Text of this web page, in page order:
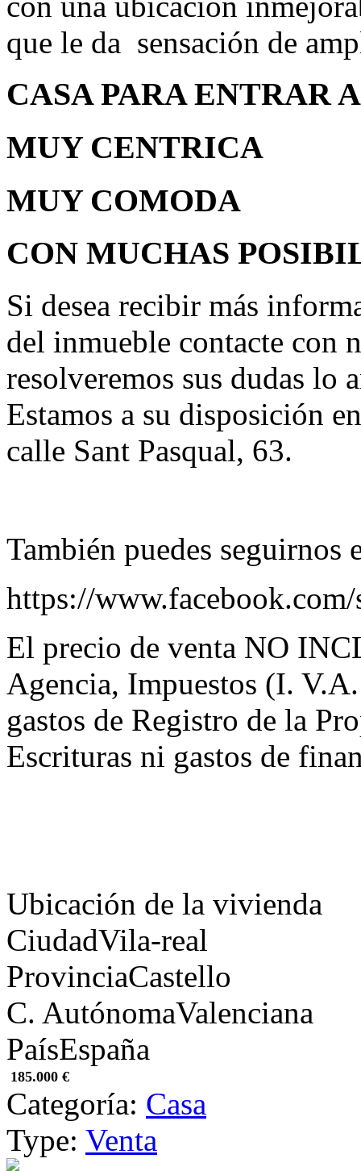
que le da sensación de
CASA PARA ENTRAR
MUY CENTRICA
MUY COMODA
CON MUCHAS
Si desea recibir más
del inmueble contacte con
resolveremos sus dudas lo
Estamos a su disposición
calle Sant Pasqual, 63.
También puedes seguirnos
https://
El precio de venta NO
Agencia, Impuestos (I.
gastos de Registro de la
Escrituras ni gastos de
Ubicación de la vivienda
CiudadVila-real
ProvinciaCastello
C. AutónomaValenciana
PaísEspaña
185.000 €
Categoría: Casa
Type: Venta